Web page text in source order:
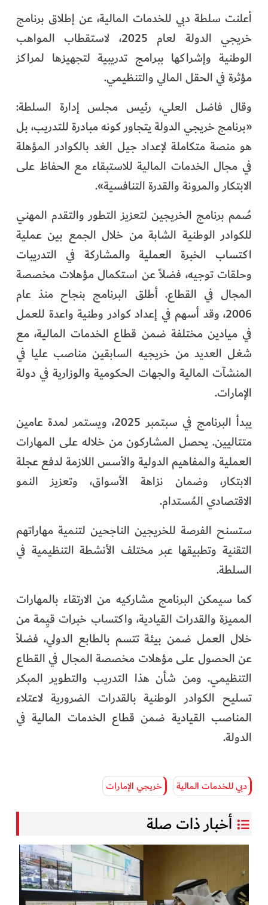
الفرجان
تكنولوجيا
من العالم
الأكثر قراءة
أعلنت سلطة دبي للخدمات المالية، عن إطلاق برنامج
خريجي الدولة لعام 2025، لاستقطاب المواهب
الوطنية وإشراكها ببرامج تدريبية لتجهيزها لمراكز
مؤثرة في الحقل المالي والتنظيمي.
وقال فاضل العلي، رئيس مجلس إدارة السلطة:
«برنامج خريجي الدولة يتجاور كونه مبادرة للتدريب، بل
هو منصة متكاملة لإعداد جيل الغد بالكوادر المؤهلة
في مجال الخدمات المالية للاستبقاء مع الحفاظ على
الابتكار والمرونة والقدرة التنافسية».
صُمم برنامج الخريجين لتعزيز التطور والتقدم المهني
للكوادر الوطنية الشابة من خلال الجمع بين عملية
اكتساب الخبرة العملية والمشاركة في التدريبات
وحلقات توجيه، فضلاً عن استكمال مؤهلات مخصصة
المجال في القطاع. أطلق البرنامج بنجاح منذ عام
2006، وقد أسهم في إعداد كوادر وطنية واعدة للعمل
في ميادين مختلفة ضمن قطاع الخدمات المالية، مع
شغل العديد من خريجيه السابقين مناصب عليا في
المنشآت المالية والجهات الحكومية والوزارية في دولة
الإمارات.
يبدأ البرنامج في سبتمبر 2025، ويستمر لمدة عامين
متتاليين. يحصل المشاركون من خلاله على المهارات
العملية والمفاهيم الدولية والأسس اللازمة لدفع عجلة
الابتكار، وضمان نزاهة الأسواق، وتعزيز النمو
الاقتصادي المُستدام.
ستسنح الفرصة للخريجين الناجحين لتنمية مهاراتهم
التقنية وتطبيقها عبر مختلف الأنشطة التنظيمية في
السلطة.
كما سيمكن البرنامج مشاركيه من الارتقاء بالمهارات
المميزة والقدرات القيادية، واكتساب خبرات قيِمة من
خلال العمل ضمن بيئة تتسم بالطابع الدولي، فضلاً
عن الحصول على مؤهلات مخصصة المجال في القطاع
التنظيمي. ومن شأن هذا التدريب والتطوير المبكر
تسليح الكوادر الوطنية بالقدرات الضرورية لاعتلاء
المناصب القيادية ضمن قطاع الخدمات المالية في
الدولة.
دبي للخدمات المالية خريجي الإمارات
أخبار ذات صلة